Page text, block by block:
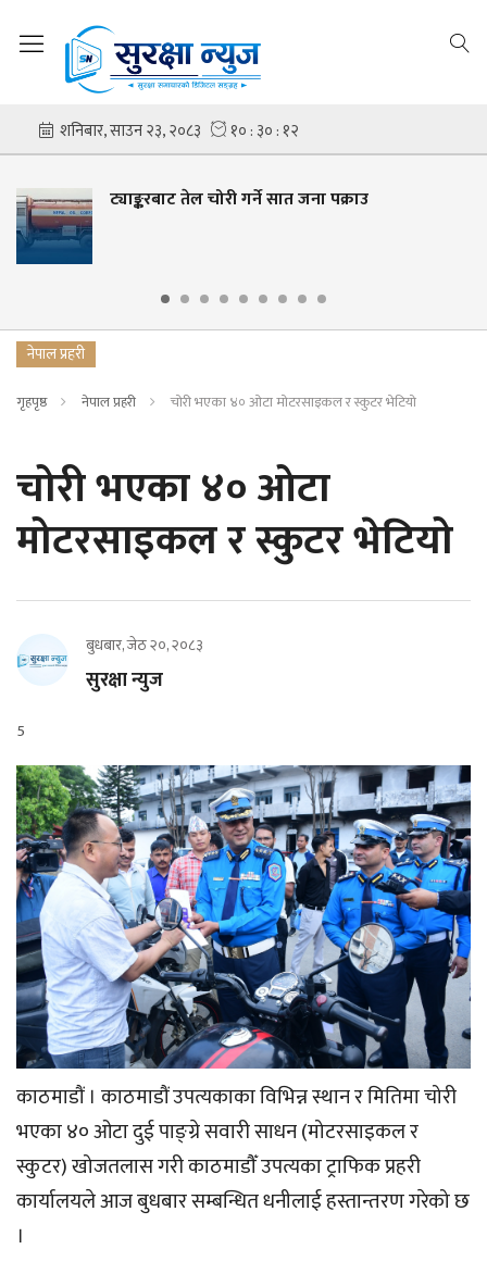
ट्याङ्करबाट तेल चोरी गर्ने सात जना पक्राउ
नेपाल प्रहरी
गृहपृष्ठ नेपाल प्रहरी चोरी भएका ४० ओटा मोटरसाइकल र स्कुटर भेटियो
चोरी भएका ४० ओटा
मोटरसाइकल र स्कुटर भेटियो
बुधबार, जेठ २०, २०८३
सुरक्षा न्युज
5
काठमाडौं । काठमाडौं उपत्यकाका विभिन्न स्थान र मितिमा चोरी
भएका ४० ओटा दुई पाङ्ग्रे सवारी साधन (मोटरसाइकल र
स्कुटर) खोजतलास गरी काठमाडौँ उपत्यका ट्राफिक प्रहरी
कार्यालयले आज बुधबार सम्बन्धित धनीलाई हस्तान्तरण गरेको छ
।